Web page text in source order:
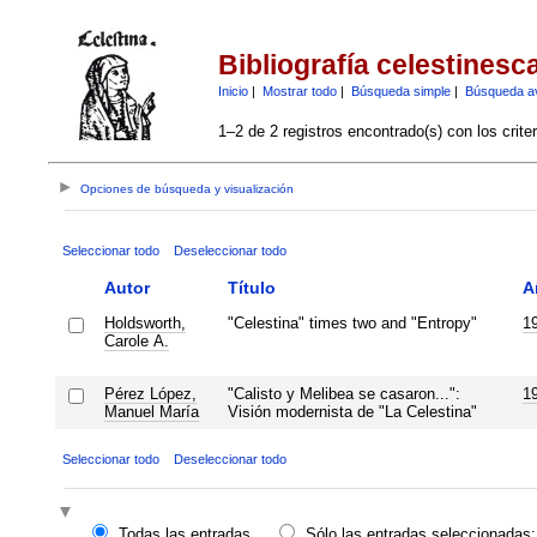
Bibliografía
Inicio| Mostrar todo| Búsqueda simple| Búsqueda
1–2 de 2 registros encontrado(s) con los
Opciones de búsqueda y visualización
Seleccionar todo Deseleccionar todo
Autor Título
Holdsworth,
Carole A.
"Celestina" times two and "Entropy"
Pérez López,
Manuel María
"Calisto y Melibea se casaron...":
Visión modernista de "La Celestina"
Seleccionar todo Deseleccionar todo